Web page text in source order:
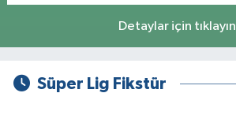
Detaylar için tıklayın
Süper Lig Fikstür